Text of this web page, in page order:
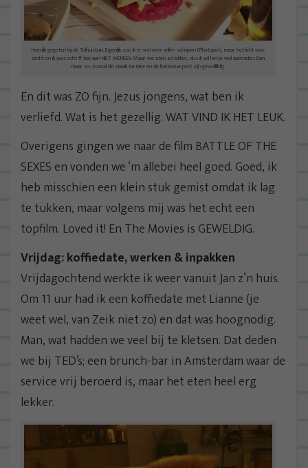
Heerlijk gegeten bij de Tolhuistuin. Eigenlijk zou ik er wel over willen schrijven (#hotspot), maar het licht was
slecht en ik was echt ff toe aan NIET WERKEN. Maar we aten zó lekker, dus ik wil het je wel aanraden. Dan
maar zo. Vooral de steak tartare en de barbecue pork zijn gewellllldig.
En dit was ZO fijn. Jezus jongens, wat ben ik
verliefd. Wat is het gezellig. WAT VIND IK HET LEUK.
Overigens gingen we naar de film BATTLE OF THE
SEXES en vonden we ‘m allebei heel goed. Goed, ik
heb misschien een klein stuk gemist omdat ik lag
te tukken, maar volgens mij was het echt een
topfilm. Loved it! En The Movies is GEWELDIG.
Vrijdag: koffiedate, werken & inpakken
Vrijdagochtend werkte ik weer vanuit Jan z’n huis.
Om 11 uur had ik een koffiedate met Lianne (je
weet wel, van Zeik niet zo) en dat was hoognodig.
Man, wat hadden we veel bij te kletsen. Dat deden
we bij TED’s; een brunch-bar in Amsterdam waar de
service vrij beroerd is, maar het eten heel erg
lekker.